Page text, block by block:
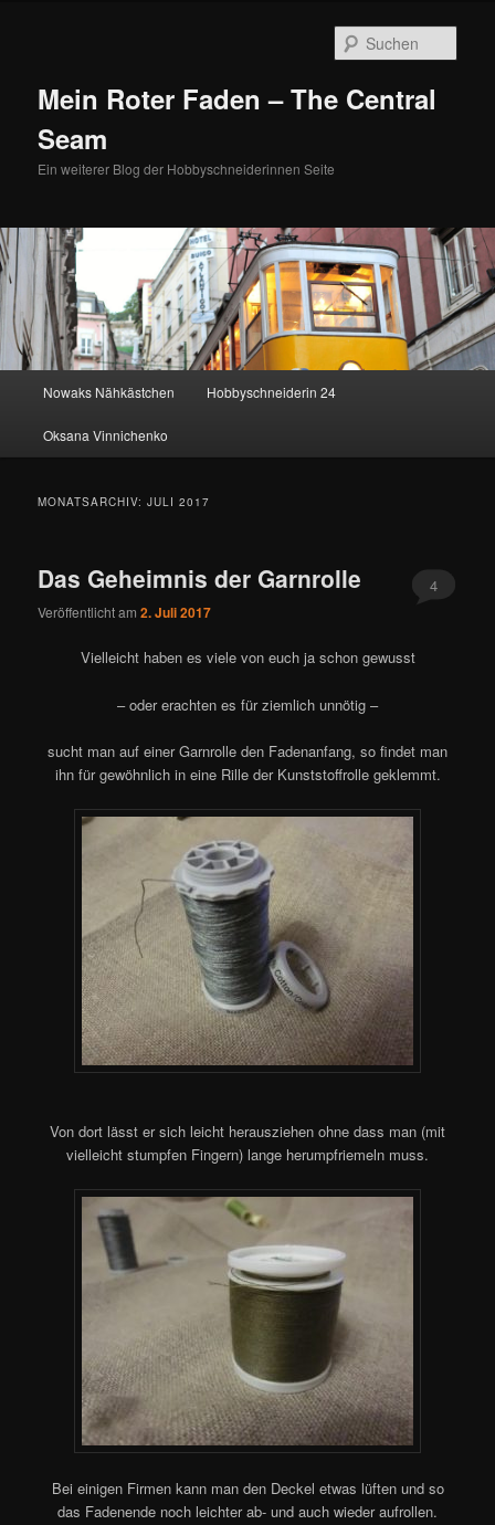
Mein Roter Faden – The Central
Seam
Ein weiterer Blog der Hobbyschneiderinnen Seite
Nowaks Nähkästchen Hobbyschneiderin 24
Oksana Vinnichenko
MONATSARCHIV:JULI 2017
Das Geheimnis der Garnrolle
Veröffentlicht am2. Juli 2017
4
Vielleicht haben es viele von euch ja schon gewusst
– oder erachten es für ziemlich unnötig –
sucht man auf einer Garnrolle den Fadenanfang, so findet man
ihn für gewöhnlich in eine Rille der Kunststoffrolle geklemmt.
Von dort lässt er sich leicht herausziehen ohne dass man (mit
vielleicht stumpfen Fingern) lange herumpfriemeln muss.
Bei einigen Firmen kann man den Deckel etwas lüften und so
das Fadenende noch leichter ab- und auch wieder aufrollen.